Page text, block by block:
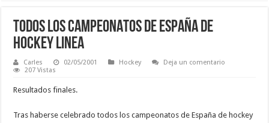
TODOS LOS CAMPEONATOS DE ESPAÑA DE
HOCKEY LINEA
Carles 02/05/2001 Hockey
Deja un comentario
207 Vistas
Resultados finales.
Tras haberse celebrado todos los campeonatos de España de hockey